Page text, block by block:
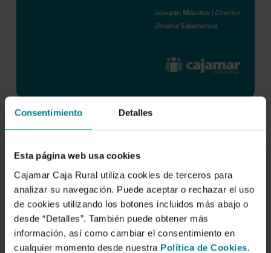
Consentimiento Detalles
Esta página web usa cookies
Cajamar Caja Rural utiliza cookies de terceros para
analizar su navegación. Puede aceptar o rechazar el uso
de cookies utilizando los botones incluidos más abajo o
desde “Detalles”. También puede obtener más
información, así como cambiar el consentimiento en
cualquier momento desde nuestra Política de Cookies.
Descargar
Observatorio sobre el
sector agroalimentario
español en el contexto
europeo. Informe 2018.